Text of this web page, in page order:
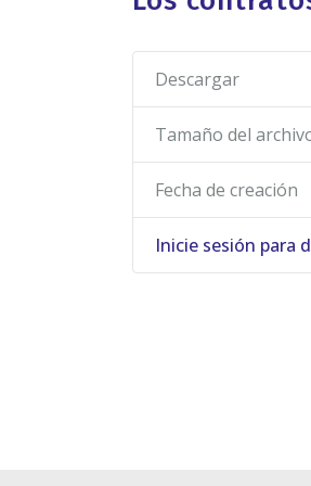
Descargar
Tamaño del
Fecha de creación
Inicie sesión para